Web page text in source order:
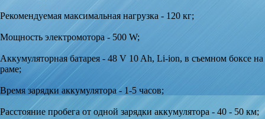
Рекомендуемая максимальная нагрузка - 120 кг;
Мощность электромотора - 500 W;
Аккумуляторная батарея - 48 V 10 Ah, Li-ion, в съемном боксе на
раме;
Время зарядки аккумулятора - 1-5 часов;
Расстояние пробега от одной зарядки аккумулятора - 40 - 50 км;